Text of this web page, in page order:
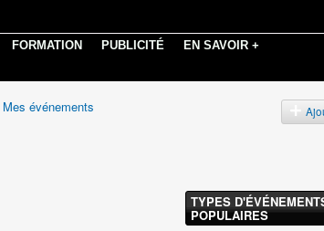
FORMATION PUBLICITÉ
EN SAVOIR +
Mes événements
TYPES
POPULAIRES